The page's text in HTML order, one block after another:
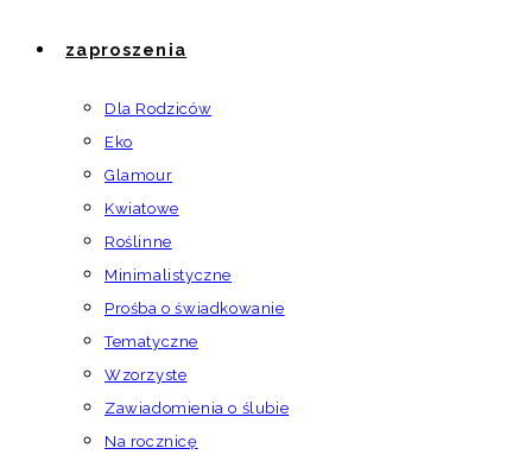
zaproszenia
Dla Rodziców
Eko
Glamour
Kwiatowe
Roślinne
Minimalistyczne
Prośba o świadkowanie
Tematyczne
Wzorzyste
Zawiadomienia o ślubie
Na rocznicę